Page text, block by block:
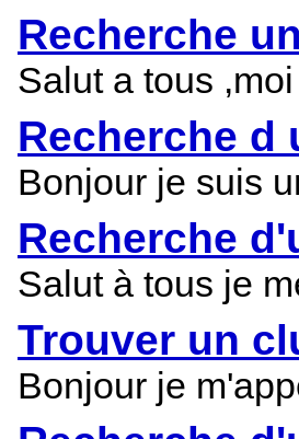
Recherche
Salut a tous
Recherche d
Bonjour je suis
Recherche
Salut à tous je
Trouver un
Bonjour je